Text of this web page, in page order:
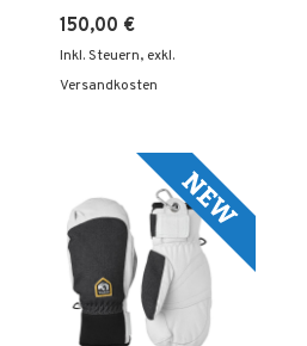
150,00 €
Inkl. Steuern, exkl.
Versandkosten